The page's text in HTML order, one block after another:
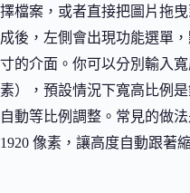
擇檔案，或者直接把圖片拖
成後，左側會出現功能選單
寸的介面。你可以分別輸入
素），預設情況下寬高比例
自動等比例調整。常見的做
1920 像素，讓高度自動跟著